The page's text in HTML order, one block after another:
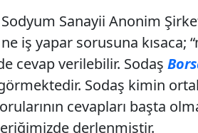
Sanayii Anonim
iş yapar sorusuna
cevap verilebilir. Sodaş
Sodaş kimin
cevapları başta
derlenmiştir.